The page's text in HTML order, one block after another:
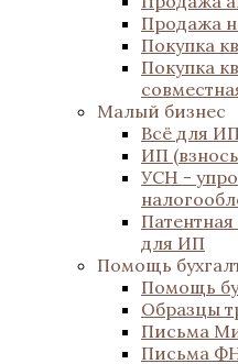
Продажа
Покупка
Покупка
Малый бизнес
Всё для ИП
ИП
УСН -
для ИП
Помощь
Помощь
Образцы
Письма
Письма